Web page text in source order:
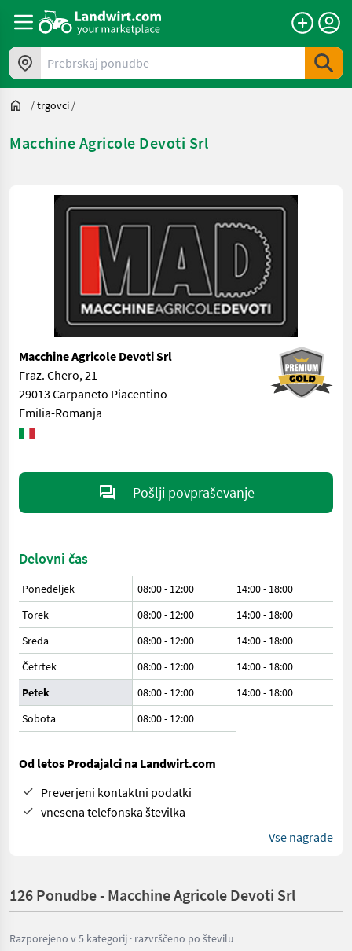
Prebrskaj ponudbe
/trgovci /
Macchine Agricole Devoti Srl
Macchine Agricole Devoti Srl
Fraz. Chero, 21
29013 Carpaneto Piacentino
Emilia-Romanja
Pošlji povpraševanje
Delovni čas
Ponedeljek 08:00 - 12:00
14:00 - 18:00
Torek
08:00 - 12:00
14:00 - 18:00
Sreda
08:00 - 12:00
14:00 - 18:00
Četrtek
08:00 - 12:00
14:00 - 18:00
Petek
08:00 - 12:00
14:00 - 18:00
Sobota
08:00- 12:00
Od letos Prodajalci na Landwirt.com
Preverjeni kontaktni podatki
vnesena telefonska številka
Vse nagrade
126 Ponudbe - Macchine Agricole Devoti Srl
Razporejeno v 5 kategorij · razvrščeno po številu